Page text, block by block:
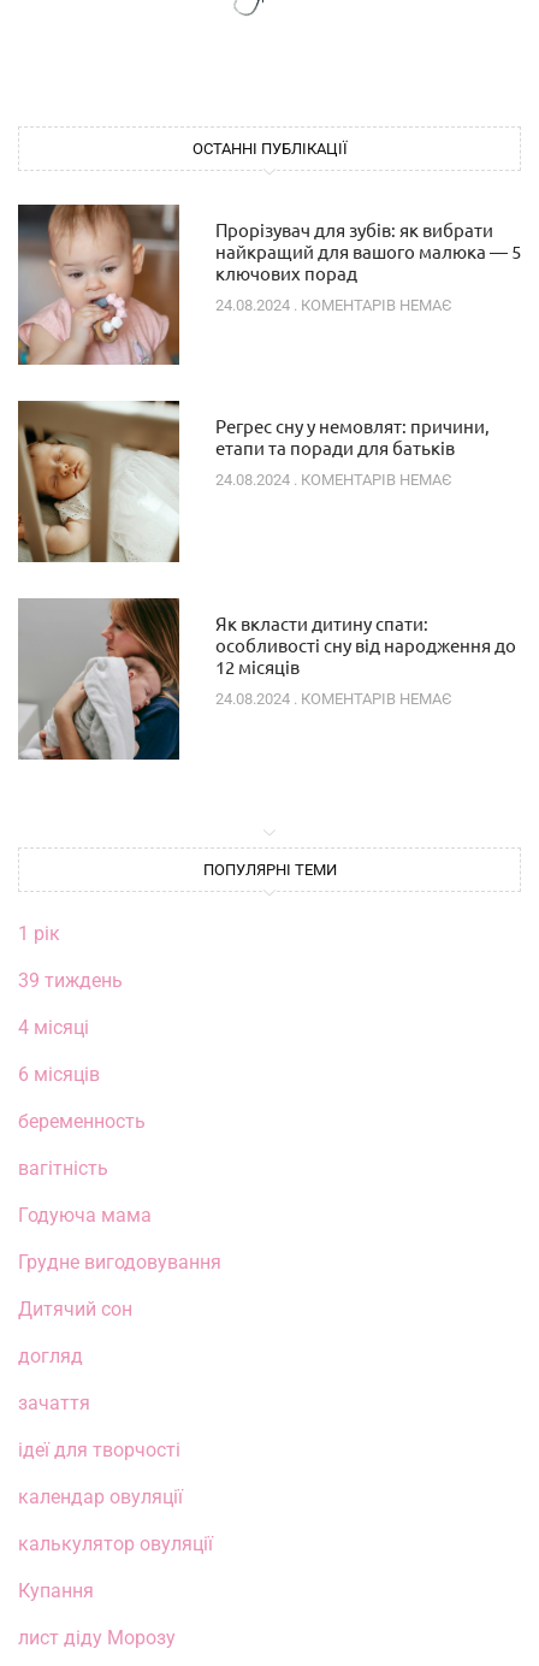
ОСТАННІ ПУБЛІКАЦІЇ
Прорізувач для зубів: як вибрати
найкращий для вашого малюка — 5
ключових порад
24.08.2024 КОМЕНТАРІВ НЕМАЄ
Регрес сну у немовлят: причини,
етапи та поради для батьків
24.08.2024 КОМЕНТАРІВ НЕМАЄ
Як вкласти дитину спати:
особливості сну від народження до
12 місяців
24.08.2024 КОМЕНТАРІВ НЕМАЄ
ПОПУЛЯРНІ ТЕМИ
1 рік
39 тиждень
4 місяці
6 місяців
беременность
вагітність
Годуюча мама
Грудне вигодовування
Дитячий сон
догляд
зачаття
ідеї для творчості
календар овуляції
калькулятор овуляції
Купання
лист діду Морозу